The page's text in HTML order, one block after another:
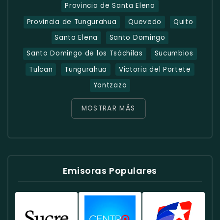
Provincia de Santa Elena
Provincia de Tungurahua
Quevedo
Quito
Santa Elena
Santo Domingo
Santo Domingo de los Tsáchilas
Sucumbios
Tulcan
Tungurahua
Victoria del Portete
Yantzaza
MOSTRAR MÁS
Emisoras Populares